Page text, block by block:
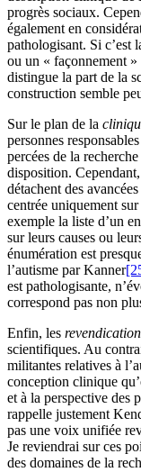
progrès sociaux.
également en
pathologisant. Si c’est
ou un « façonnement
distingue la part de la
construction semble
Sur le plan de la
personnes
percées de la
disposition.
détachent des
centrée uniquement
exemple la liste d’un
sur leurs causes ou
énumération est
l’autisme par Kanner
est pathologisante,
correspond pas non
Enfin, les
scientifiques. Au
militantes relatives à
conception clinique
et à la perspective des
rappelle justement
pas une voix unifiée
Je reviendrai sur ces
des domaines de la